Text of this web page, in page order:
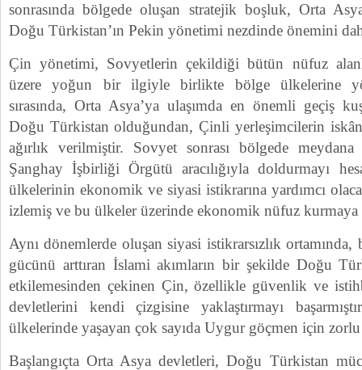
sonrasında bölgede oluşan stratejik boşluk, Orta
Doğu Türkistan’ın Pekin yönetimi nezdinde önemini
Çin yönetimi, Sovyetlerin çekildiği bütün nüfuz
üzere yoğun bir ilgiyle birlikte bölge ülkelerine
sırasında, Orta Asya’ya ulaşımda en önemli geçiş
Doğu Türkistan olduğundan, Çinli yerleşimcilerin
ağırlık verilmiştir. Sovyet sonrası bölgede
Şanghay İşbirliği Örgütü aracılığıyla doldurmayı
ülkelerinin ekonomik ve siyasi istikrarına yardımcı
izlemiş ve bu ülkeler üzerinde ekonomik nüfuz kurmaya
Aynı dönemlerde oluşan siyasi istikrarsızlık
gücünü arttıran İslami akımların bir şekilde Doğu
etkilemesinden çekinen Çin, özellikle güvenlik ve
devletlerini kendi çizgisine yaklaştırmayı
ülkelerinde yaşayan çok sayıda Uygur göçmen için zorlu
Başlangıçta Orta Asya devletleri, Doğu Türkistan